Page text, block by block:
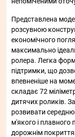
Представлена
розсувною
економічного
максимально
ролера. Легка
підтримки, що
впевненіше на
складає 72
дитячих роликів.
розвивати
м'якого і плавного
дорожнім